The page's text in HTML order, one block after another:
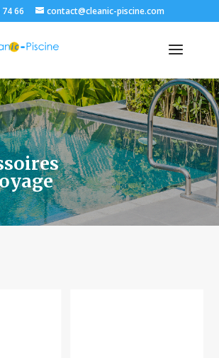
66 contact@cleanic-piscine.com